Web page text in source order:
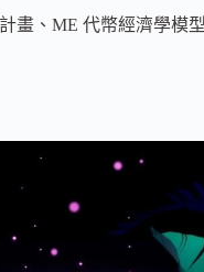
畫、ME 代幣經濟學模